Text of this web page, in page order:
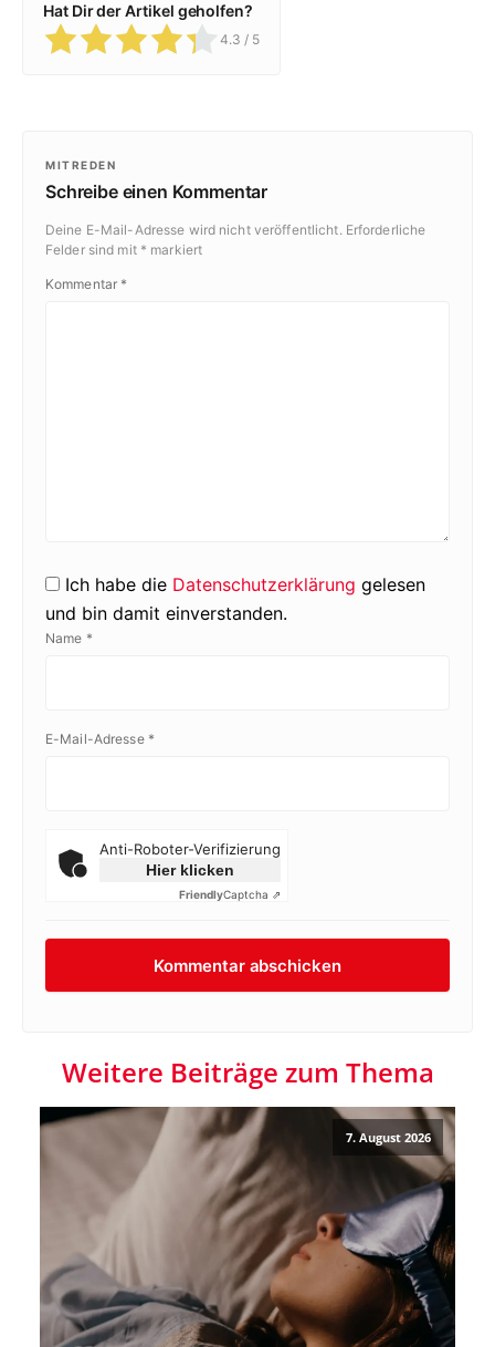
Hat Dir der Artikel geholfen?
4.3 / 5
MITREDEN
Schreibe einen Kommentar
Deine E-Mail-Adresse wird nicht veröffentlicht. Erforderliche
Felder sind mit * markiert
Kommentar *
Ich habe die Datenschutzerklärung gelesen
und bin damit einverstanden.
Name *
E-Mail-Adresse *
Anti-Roboter-Verifizierung
Hier klicken
FriendlyCaptcha ⇗
Weitere Beiträge zum Thema
7. August 2026